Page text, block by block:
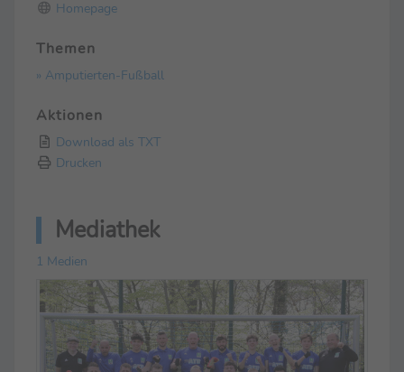
Homepage
Themen
» Amputierten-Fußball
Aktionen
Download als TXT
Drucken
Mediathek
1 Medien